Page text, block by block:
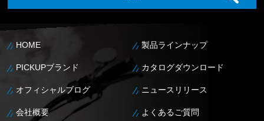
HOME 製品ラインナップ
PICKUPブランド カタログダウンロード
オフィシャルブログ ニュースリリース
会社概要 よくあるご質問